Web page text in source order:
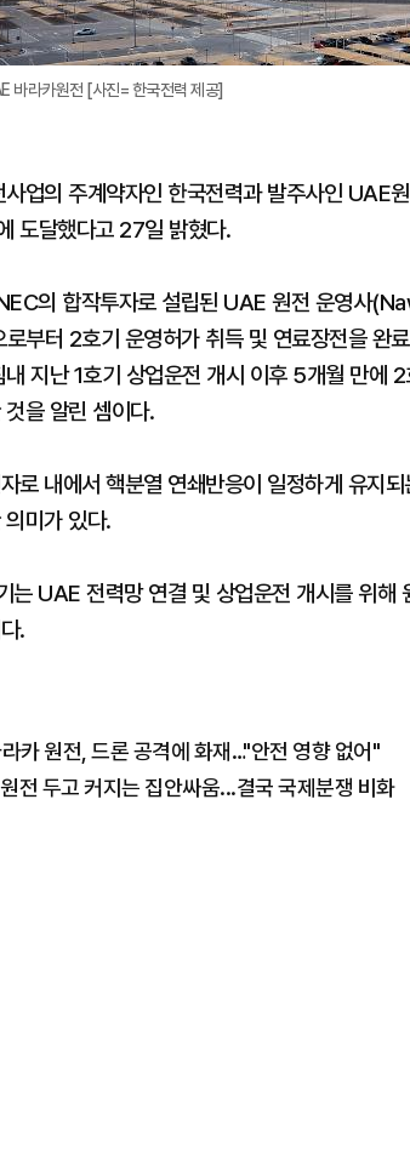
바라카원전 [사진= 한국전력 제공]
업의 주계약자인 한국전력과 발주사인 UAE
도달했다고 27일 밝혔다.
의 합작투자로 설립된 UAE 원전 운영사
부터 2호기 운영허가 취득 및 연료장전을 완
지난 1호기 상업운전 개시 이후 5개월 만에
것을 알린 셈이다.
로 내에서 핵분열 연쇄반응이 일정하게 유지
미가 있다.
는 UAE 전력망 연결 및 상업운전 개시를 위해
.
카 원전, 드론 공격에 화재…"안전 영향 없어"
전 두고 커지는 집안싸움...결국 국제분쟁 비화